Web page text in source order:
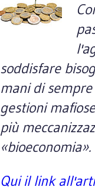
soddisfare
mani di
gestioni
più
«bioeconomia».
Qui il link